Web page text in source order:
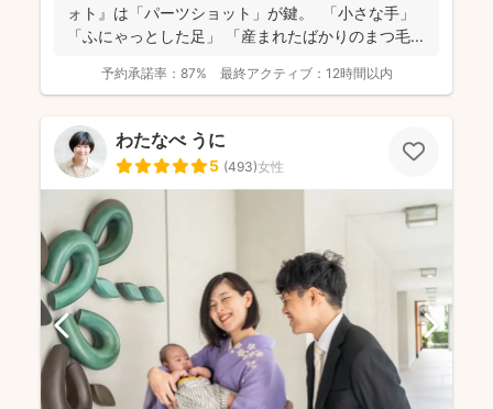
ォト』は「パーツショット」が鍵。 「小さな手」
「ふにゃっとした足」 「産まれたばかりのまつ毛...
予約承諾率： 87% 最終アクティブ： 12時間以内
わたなべ うに
5 (493)女性